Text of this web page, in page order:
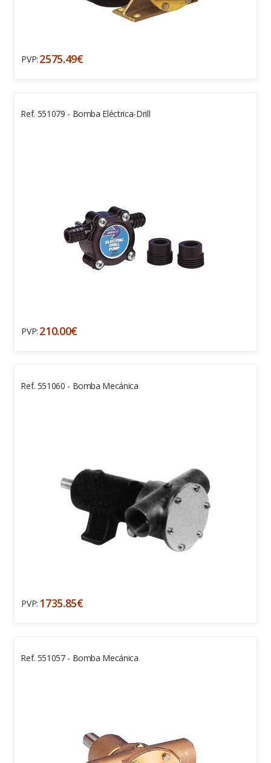
PVP: 2575.49€
Ref. 551079 - Bomba Eléctrica-Drill
PVP: 210.00€
Ref. 551060 - Bomba Mecánica
PVP: 1735.85€
Ref. 551057 - Bomba Mecánica